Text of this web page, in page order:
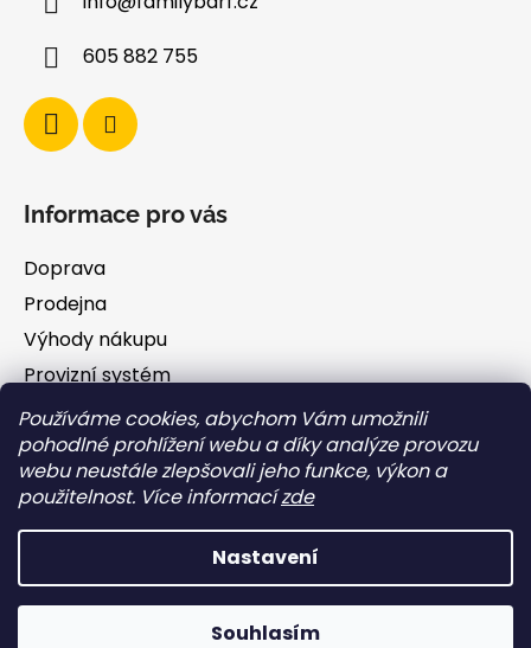
Používáme cookies, abychom Vám umožnili
pohodlné prohlížení webu a díky analýze provozu
webu neustále zlepšovali jeho funkce, výkon a
použitelnost. Více informacízde
Nastavení
Souhlasím
605 882 755
Informace pro vás
Doprava
Prodejna
Výhody nákupu
Provizní systém
Blog
O nás
Obchodní podmínky
Vytvořil Shoptet
FAMILY BARF